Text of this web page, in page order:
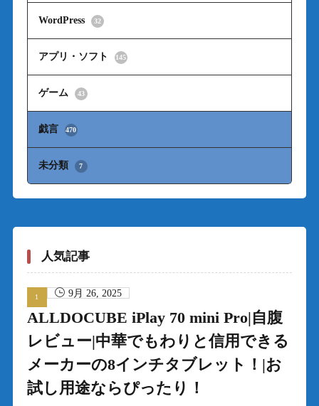
WordPress 32
アプリ・ソフト 145
ゲーム 43
戯言 470
未分類 7
人気記事
9月 26, 2025
ALLDOCUBE iPlay 70 mini Pro|自腹
レビュー|中華でもわりと信用できる
メーカーの8インチタブレット！|お
試し用途ならぴったり！